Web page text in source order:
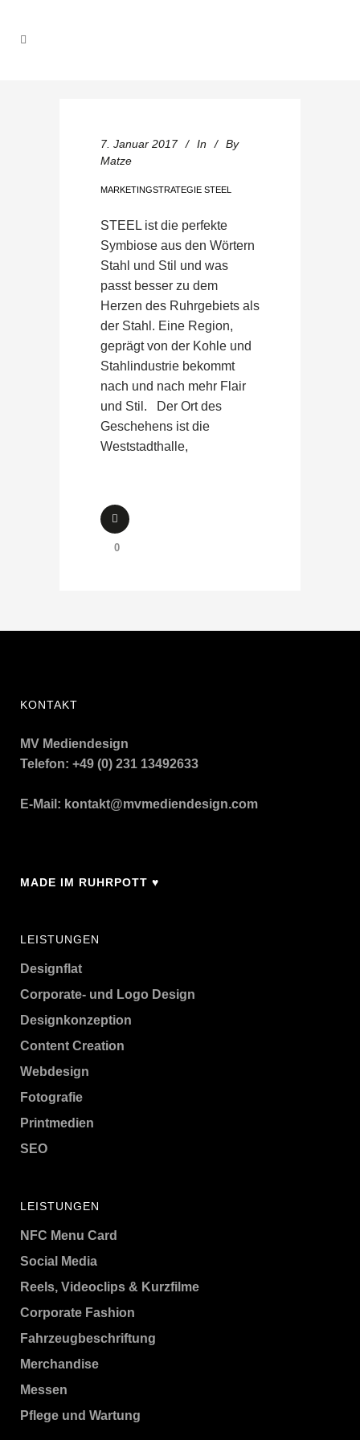
7. Januar 2017 In
By
Matze
MARKETINGSTRATEGIE STEEL
STEEL ist die perfekte
Symbiose aus den Wörtern
Stahl und Stil und was
passt besser zu dem
Herzen des Ruhrgebiets als
der Stahl. Eine Region,
geprägt von der Kohle und
Stahlindustrie bekommt
nach und nach mehr Flair
und Stil. Der Ort des
Geschehens ist die
Weststadthalle,
0
KONTAKT
MV Mediendesign
Telefon: +49 (0) 231 13492633
E-Mail: kontakt@mvmediendesign.com
MADE IM RUHRPOTT ♥
LEISTUNGEN
Designflat
Corporate- und Logo Design
Designkonzeption
Content Creation
Webdesign
Fotografie
Printmedien
SEO
LEISTUNGEN
NFC Menu Card
Social Media
Reels, Videoclips & Kurzfilme
Corporate Fashion
Fahrzeugbeschriftung
Merchandise
Messen
Pflege und Wartung